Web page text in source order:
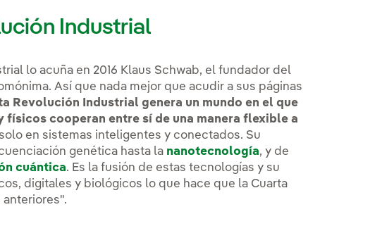
Industrial
lo acuña en 2016 Klaus Schwab, el fundador del
Así que nada mejor que acudir a sus páginas
Revolución Industrial genera un mundo en el que
cooperan entre sí de una manera flexible a
en sistemas inteligentes y conectados. Su
genética hasta la nanotecnología, y de
cuántica. Es la fusión de estas tecnologías y su
digitales y biológicos lo que hace que la Cuarta
anteriores".